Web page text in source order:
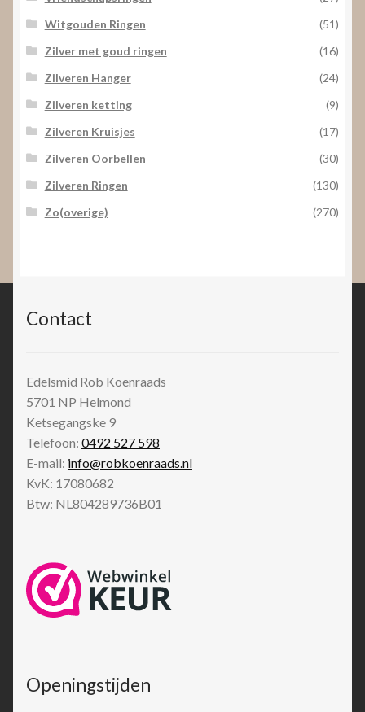
Witgouden Ringen
(51)
Zilver met goud ringen
(16)
Zilveren Hanger
(24)
Zilveren ketting
(9)
Zilveren Kruisjes
(17)
Zilveren Oorbellen
(30)
Zilveren Ringen
(130)
Zo(overige)
(270)
Contact
Edelsmid Rob Koenraads
5701 NP Helmond
Ketsegangske 9
Telefoon: 0492 527 598
E-mail: info@robkoenraads.nl
KvK: 17080682
Btw: NL804289736B01
Openingstijden